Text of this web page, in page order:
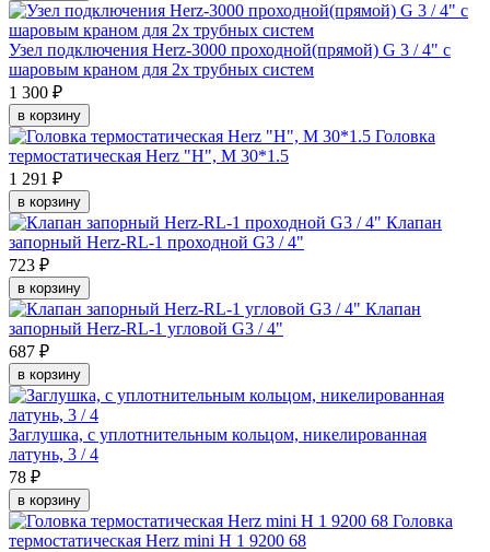
Узел подключения Herz-3000 проходной(прямой) G 3 / 4" с
шаровым краном для 2х трубных систем
1 300 ₽
в корзину
Головка
термостатическая Herz "H", M 30*1.5
1 291 ₽
в корзину
Клапан
запорный Herz-RL-1 проходной G3 / 4"
723 ₽
в корзину
Клапан
запорный Herz-RL-1 угловой G3 / 4"
687 ₽
в корзину
Заглушка, с уплотнительным кольцом, никелированная
латунь, 3 / 4
78 ₽
в корзину
Головка
термостатическая Herz mini H 1 9200 68